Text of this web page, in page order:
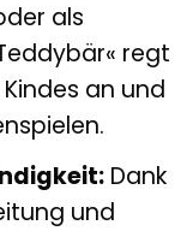
als
regt
an und
Dank
und